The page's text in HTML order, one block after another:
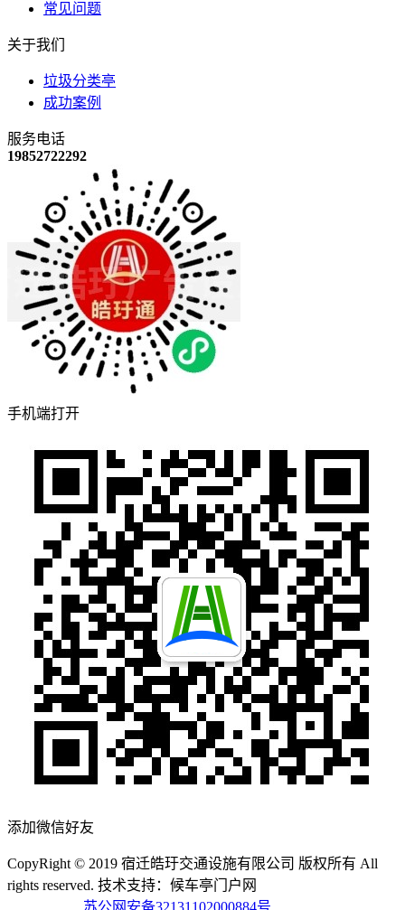
常见问题
关于我们
垃圾分类亭
成功案例
服务电话
19852722292
手机端打开
添加微信好友
CopyRight © 2019 宿迁皓玗交通设施有限公司 版权所有 All
rights reserved. 技术支持：候车亭门户网